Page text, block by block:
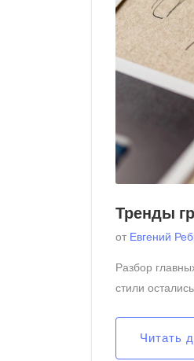
Тренды
от Евгений
Разбор
стили
Читать